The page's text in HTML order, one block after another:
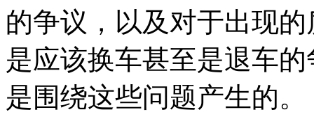
的争议，以及对于出现
是应该换车甚至是退车
是围绕这些问题产生的。